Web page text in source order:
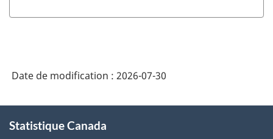
Date de modification : 2026-07-30
propos
Statistique Canada